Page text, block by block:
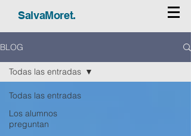
SalvaMoret.
BLOG
Todas las entradas
Los alumnos
preguntan
Todas las entradas